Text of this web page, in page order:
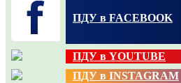
ПДУ в FACEBOOK
ПДУ в YOUTUBE
ПДУ в INSTAGRAM